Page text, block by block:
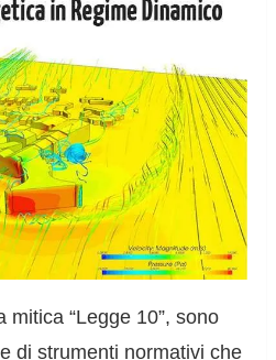
mitica “Legge 10”, sono
di strumenti normativi che